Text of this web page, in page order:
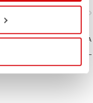
e al colletto alto.
CONFRONTA